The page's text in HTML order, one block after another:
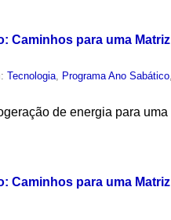
Caminhos para uma Matriz
Tecnologia Programa Ano Sabático
de energia para uma
Caminhos para uma Matriz